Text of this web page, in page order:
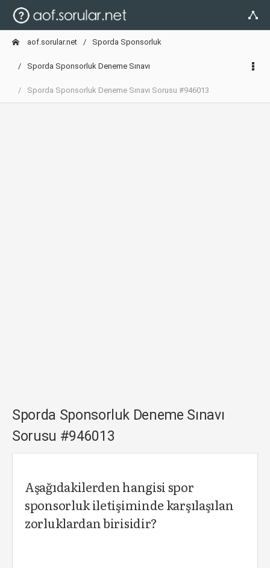
aof.sorular.net Sporda Sponsorluk
Sporda Sponsorluk Deneme Sınavı
Sporda Sponsorluk Deneme Sınavı Sorusu #946013
Sporda Sponsorluk Deneme Sınavı
Sorusu #946013
Aşağıdakilerden hangisi spor
sponsorluk iletişiminde karşılaşılan
zorluklardan birisidir?